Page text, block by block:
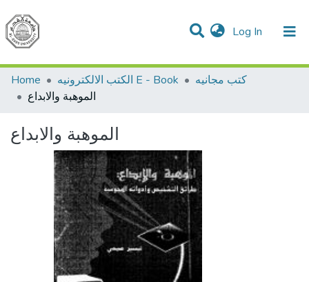
Log In (current)
Communities & Collections
All of DSpace
Home
الكتب الالكترونيه E - Book
كتب مجانيه
الموهبة والابداع
الموهبة والابداع